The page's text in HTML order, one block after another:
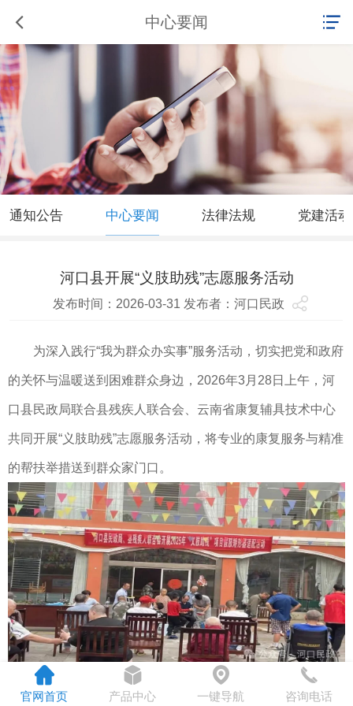
中心要闻
通知公告 中心要闻 法律法规 党建活动
河口县开展“义肢助残”志愿服务活动
发布时间：2026-03-31 发布者：河口民政
为深入践行“我为群众办实事”服务活动，切实把党和政府
的关怀与温暖送到困难群众身边，2026年3月28日上午，河
口县民政局联合县残疾人联合会、云南省康复辅具技术中心
共同开展“义肢助残”志愿服务活动，将专业的康复服务与精准
的帮扶举措送到群众家门口。
官网首页 产品中心 一键导航 咨询电话